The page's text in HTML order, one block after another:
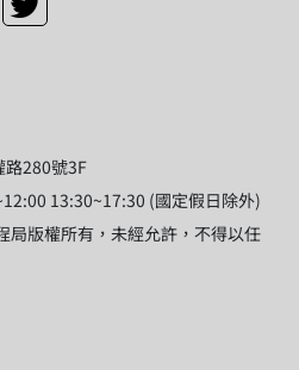
路280號3F
13:30~17:30 (國定假日除外)
局版權所有，未經允許，不得以任